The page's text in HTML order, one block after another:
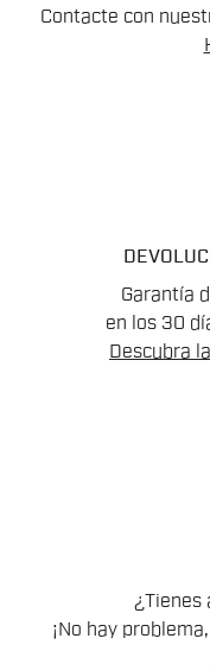
Contacte con
Garantía
en los 30
Descubra
¿Tienes
¡No hay